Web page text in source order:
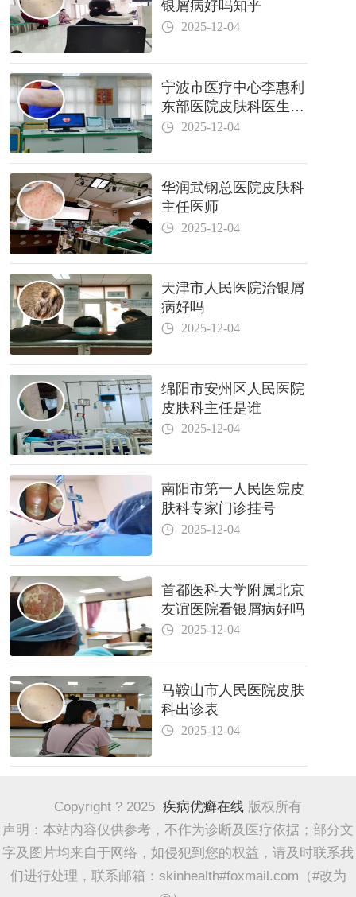
银屑病好吗知乎
2025-12-04
宁波市医疗中心李惠利
东部医院皮肤科医生哪
个好2025-12-04
华润武钢总医院皮肤科
主任医师
2025-12-04
天津市人民医院治银屑
病好吗
2025-12-04
绵阳市安州区人民医院
皮肤科主任是谁
2025-12-04
南阳市第一人民医院皮
肤科专家门诊挂号
2025-12-04
首都医科大学附属北京
友谊医院看银屑病好吗
2025-12-04
马鞍山市人民医院皮肤
科出诊表
2025-12-04
Copyright ? 2025 疾病优癣在线 版权所有
声明：本站内容仅供参考，不作为诊断及医疗依据；部分文
字及图片均来自于网络，如侵犯到您的权益，请及时联系我
们进行处理，联系邮箱：skinhealth#foxmail.com（#改为